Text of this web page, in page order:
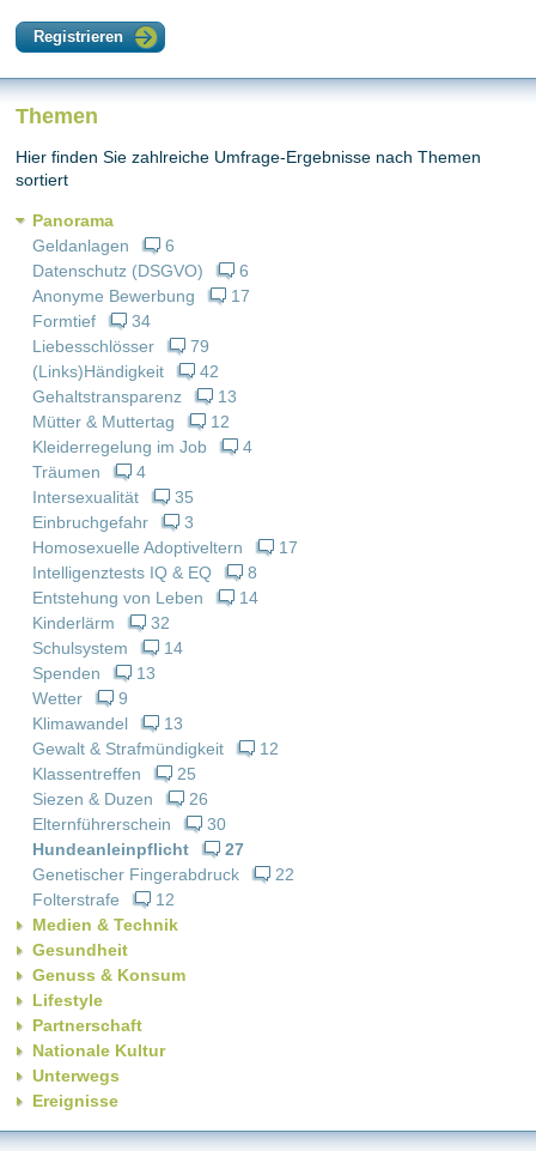
Registrieren
Themen
Hier finden Sie zahlreiche Umfrage-Ergebnisse nach Themen
sortiert
Panorama
Geldanlagen
6
Datenschutz (DSGVO)
6
Anonyme Bewerbung
17
Formtief
34
Liebesschlösser
79
(Links)Händigkeit
42
Gehaltstransparenz
13
Mütter & Muttertag
12
Kleiderregelung im Job
4
Träumen
4
Intersexualität
35
Einbruchgefahr
3
Homosexuelle Adoptiveltern
17
Intelligenztests IQ & EQ
8
Entstehung von Leben
14
Kinderlärm
32
Schulsystem
14
Spenden
13
Wetter
9
Klimawandel
13
Gewalt & Strafmündigkeit
12
Klassentreffen
25
Siezen & Duzen
26
Elternführerschein
30
Hundeanleinpflicht
27
Genetischer Fingerabdruck
22
Folterstrafe
12
Medien & Technik
Gesundheit
Genuss & Konsum
Lifestyle
Partnerschaft
Nationale Kultur
Unterwegs
Ereignisse